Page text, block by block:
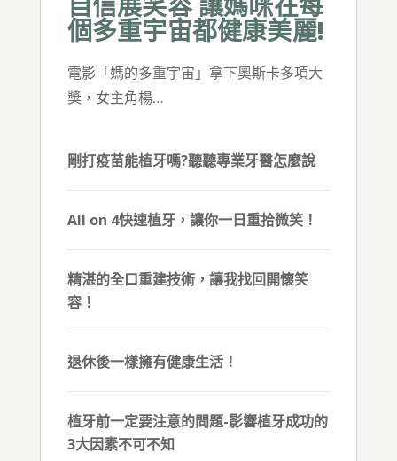
個多重宇宙都健康美麗!
電影「媽的多重宇宙」拿下奧斯卡多項大
獎，女主角楊…
剛打疫苗能植牙嗎?聽聽專業牙醫怎麼說
All on 4快速植牙，讓你一日重拾微笑！
精湛的全口重建技術，讓我找回開懷笑
容！
退休後一樣擁有健康生活！
植牙前一定要注意的問題-影響植牙成功的
3大因素不可不知